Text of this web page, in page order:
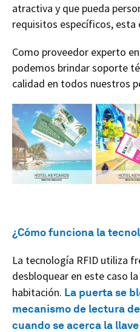
atractiva y que pueda
requisitos específicos, esta
Como proveedor experto
podemos brindar soporte
calidad en todos nuestros
¿Cómo funciona la
La tecnología RFID utiliza
desbloquear en este caso
habitación. La puerta se
mecanismo de lectura
cuando se acerca la